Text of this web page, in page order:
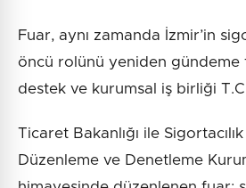
Fuar, aynı zamanda İzmir’in
öncü rolünü yeniden gündeme
destek ve kurumsal iş birliği
Ticaret Bakanlığı ile
Düzenleme ve Denetleme